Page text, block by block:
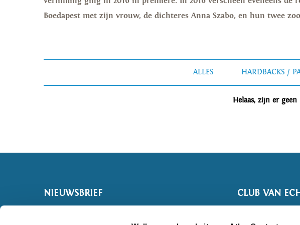
Boedapest met zijn vrouw, de dichteres Anna Szabo, en hun twee
ALLES HARDBACKS /
Helaas, zijn er
NIEUWSBRIEF CLUB VAN